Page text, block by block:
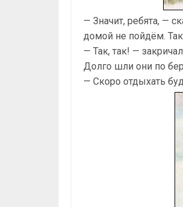
— Значит, ребята, —
домой не пойдём.
— Так, так! —
Долго шли они по
— Скоро отдыхать